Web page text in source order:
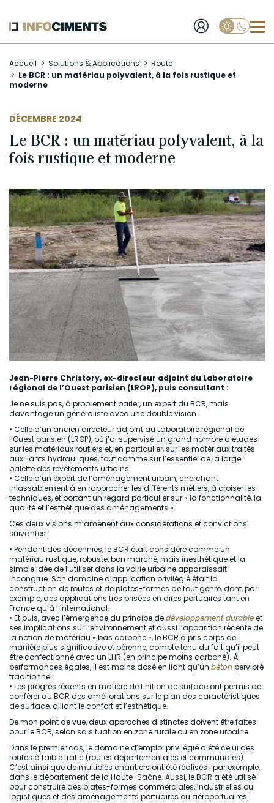
au
contenu
Accueil Solutions & Applications
Route
Le BCR : un matériau polyvalent, à la fois rustique et
moderne
DÉCEMBRE 2024
Le BCR : un matériau polyvalent, à la
fois rustique et moderne
Jean-Pierre Christory, ex-directeur adjoint du Laboratoire
régional de l’Ouest parisien (LROP), puis consultant :
Je ne suis pas, à proprement parler, un expert du BCR, mais
davantage un généraliste avec une double vision :
• Celle d’un ancien directeur adjoint au Laboratoire régional de
l’Ouest parisien (LROP), où j’ai supervisé un grand nombre d’études
sur les matériaux routiers et, en particulier, sur les matériaux traités
aux liants hydrauliques, tout comme sur l’essentiel de la large
palette des revêtements urbains.
• Celle d’un expert de l’aménagement urbain, cherchant
inlassablement à en rapprocher les différents métiers, à croiser les
techniques, et portant un regard particulier sur « la fonctionnalité, la
qualité et l’esthétique des aménagements ».
Ces deux visions m’amènent aux considérations et convictions
suivantes :
• Pendant des décennies, le BCR était considéré comme un
matériau rustique, robuste, bon marché, mais inesthétique et la
simple idée de l’utiliser dans la voirie urbaine apparaissait
incongrue. Son domaine d’application privilégié était la
construction de routes et de plates-formes de tout genre, dont, par
exemple, des applications très prisées en aires portuaires tant en
France qu’à l’international.
• Et puis, avec l’émergence du principe dedéveloppement durableet
ses implications sur l’environnement et aussi l’apparition récente de
la notion de matériau « bas carbone », le BCR a pris corps de
manière plus significative et pérenne, compte tenu du fait qu’il peut
être confectionné avec un LHR (en principe moins carboné). À
performances égales, il est moins dosé en liant qu’un béton pervibré
traditionnel.
• Les progrès récents en matière de finition de surface ont permis de
conférer au BCR des améliorations sur le plan des caractéristiques
de surface, alliant le confort et l’esthétique.
De mon point de vue, deux approches distinctes doivent être faites
pour le BCR, selon sa situation en zone rurale ou en zone urbaine.
Dans le premier cas, le domaine d’emploi privilégié a été celui des
routes à faible trafic (routes départementales et communales).
C’est ainsi que de multiples chantiers ont été réalisés : par exemple,
dans le département de la Haute-Saône. Aussi, le BCR a été utilisé
pour construire des plates-formes commerciales, industrielles ou
logistiques et des aménagements portuaires ou aéroportuaires.